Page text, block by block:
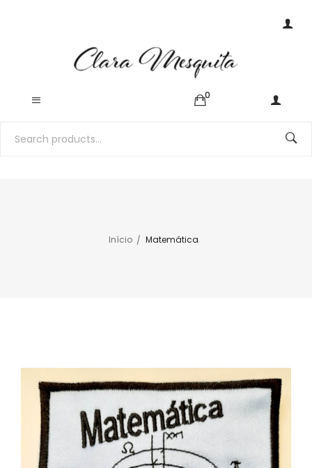
0
Início Matemática